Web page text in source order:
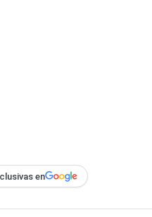
en